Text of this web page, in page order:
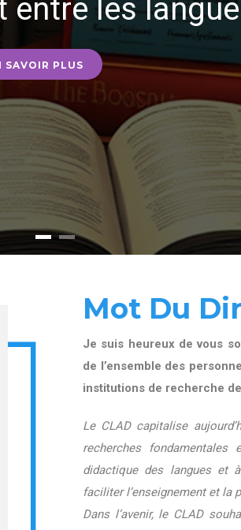
les
SAVOIR PLUS
Mot Du
Je suis heureux de vous
de l’ensemble des
institutions de recherche
Le CLAD capitalise
recherches
didactique des langues et
faciliter l’enseignement et la
Dans l’avenir, le CLAD